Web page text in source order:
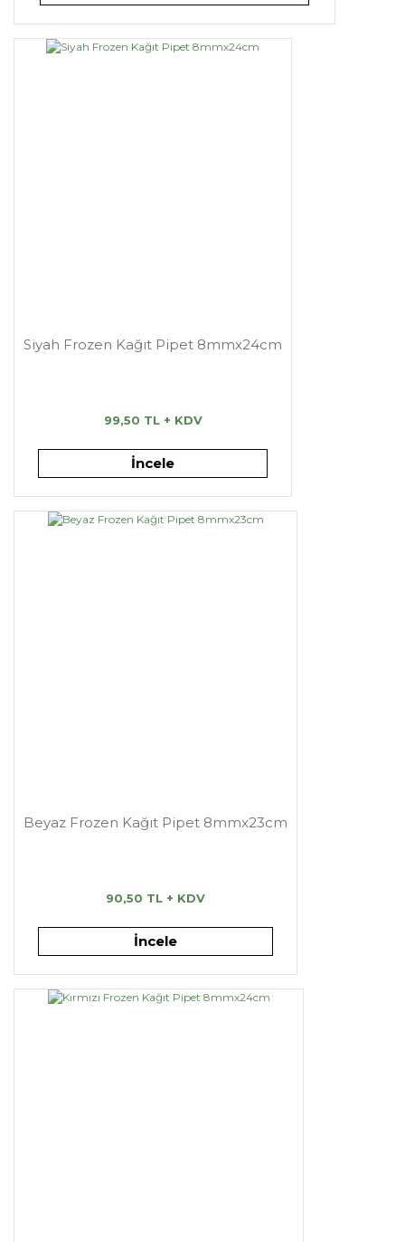
Siyah Frozen Kağıt Pipet 8mmx24cm
99,50 TL + KDV
İncele
Beyaz Frozen Kağıt Pipet 8mmx23cm
90,50 TL + KDV
İncele